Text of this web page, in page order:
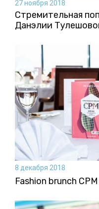
27 ноября 2018
Стремительная
Данэлии
8 декабря 2018
Fashion brunch